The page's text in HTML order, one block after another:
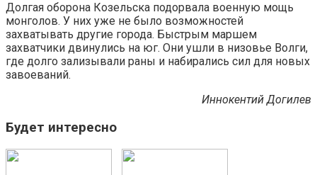
Долгая оборона Козельска подорвала военную мощь
монголов. У них уже не было возможностей
захватывать другие города. Быстрым маршем
захватчики двинулись на юг. Они ушли в низовье Волги,
где долго зализывали раны и набирались сил для новых
завоеваний.
Иннокентий Догилев
Будет интересно